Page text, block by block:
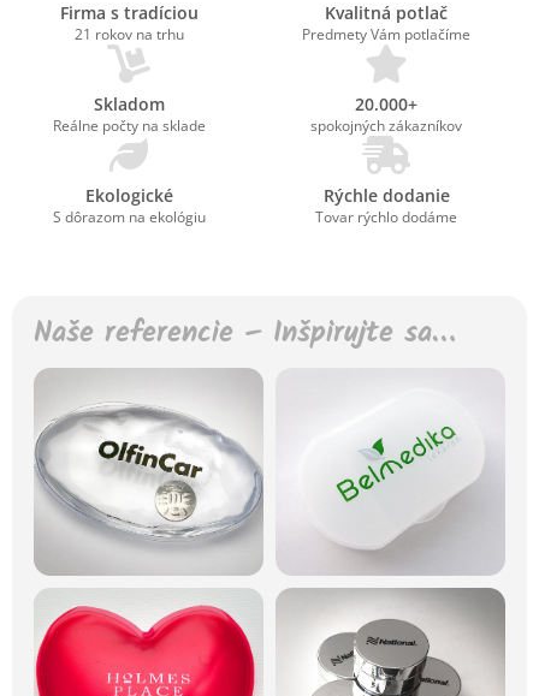
Firma s tradíciou
21 rokov na trhu
Kvalitná potlač
Predmety Vám potlačíme
Skladom
Reálne počty na sklade
20.000+
spokojných zákazníkov
Ekologické
S dôrazom na ekológiu
Rýchle dodanie
Tovar rýchlo dodáme
Naše referencie – Inšpirujte sa…